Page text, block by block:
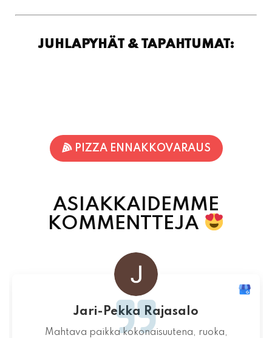
JUHLAPYHÄT & TAPAHTUMAT:
PIZZA ENNAKKOVARAUS
ASIAKKAIDEMME
KOMMENTTEJA
Jari-Pekka Rajasalo
Mahtava paikka kokonaisuutena, ruoka,